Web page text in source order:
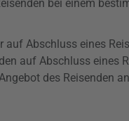
bei einem
Abschluss eines
auf Abschluss eines
des Reisenden